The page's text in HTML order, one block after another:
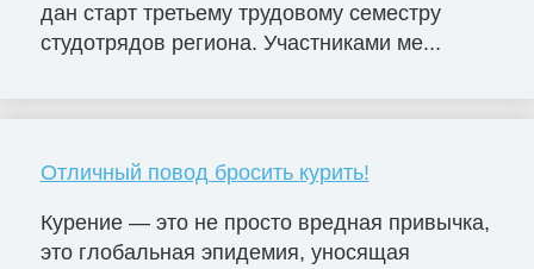
дан старт третьему трудовому семестру
студотрядов региона. Участниками ме...
Отличный повод бросить курить!
Курение — это не просто вредная привычка,
это глобальная эпидемия, уносящая